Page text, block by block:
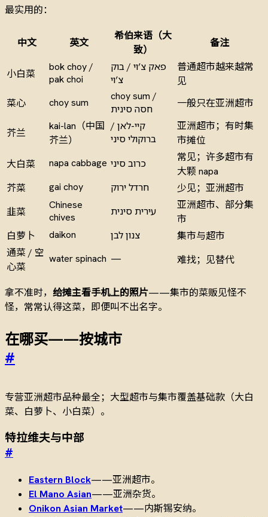
最实用的：
中文 英文
希伯来语（大
致）
备注
小白菜
bok choy /
pak choi
פאק צ’וי / בוק
צ’וי
普通超市越来越常
见
菜心
choy sum
choy sum /
חסה סינית
一般只在亚洲超市
芥兰
kai-lan（中国
芥兰）
קיי-לאן /
ברוקולי סיני
亚洲超市；有时集
市摊位
大白菜
napa cabbage כרוב סיני
常见；许多超市有
大颗 napa
芥菜
gai choy חרדל ירוק
少见；亚洲超市
韭菜
Chinese
chives
עירית סינית
亚洲超市、部分集
市
白萝卜
daikon צנון לבן
集市与超市
通菜 / 空
心菜
water spinach — 难找；见替代
拿不准时， 给摊主看手机上的照片——集市的菜贩见怪不
怪，常常认得这菜，即便叫不出名字。
在哪买——按城市
#
专营亚洲超市品种最全；大型超市与集市覆盖基础款（大白
菜、白萝卜、小白菜）。
特拉维夫与中部
#
Eastern Block——亚洲超市。
El Mano Asian——亚洲杂货。
Onikon Asian Market——内斯锡安纳。